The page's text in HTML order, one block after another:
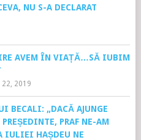
NU S-A DECLARAT
AVEM ÎN VIAȚĂ…SĂ IUBIM
22, 2019
BECALI: „DACĂ AJUNGE
PRAF NE-AM
IULIEI HAȘDEU NE